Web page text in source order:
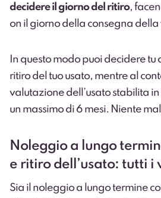
decidere il giorno del ritiro,
on il giorno della consegna
In questo modo puoi decidere tu
ritiro del tuo usato, mentre al
valutazione dell’usato stabilita
un massimo di 6 mesi. Niente
Noleggio a lungo
e ritiro dell’usato: tutti i
Sia il noleggio a lungo termine